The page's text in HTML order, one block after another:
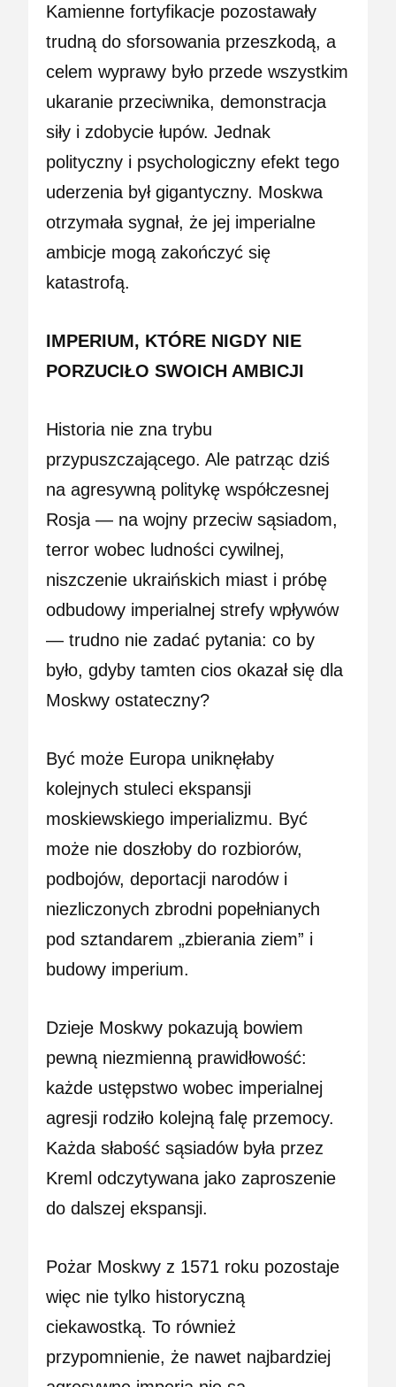
Kamienne fortyfikacje pozostawały
trudną do sforsowania przeszkodą, a
celem wyprawy było przede wszystkim
ukaranie przeciwnika, demonstracja
siły i zdobycie łupów. Jednak
polityczny i psychologiczny efekt tego
uderzenia był gigantyczny. Moskwa
otrzymała sygnał, że jej imperialne
ambicje mogą zakończyć się
katastrofą.
IMPERIUM, KTÓRE NIGDY NIE
PORZUCIŁO SWOICH AMBICJI
Historia nie zna trybu
przypuszczającego. Ale patrząc dziś
na agresywną politykę współczesnej
Rosja — na wojny przeciw sąsiadom,
terror wobec ludności cywilnej,
niszczenie ukraińskich miast i próbę
odbudowy imperialnej strefy wpływów
— trudno nie zadać pytania: co by
było, gdyby tamten cios okazał się dla
Moskwy ostateczny?
Być może Europa uniknęłaby
kolejnych stuleci ekspansji
moskiewskiego imperializmu. Być
może nie doszłoby do rozbiorów,
podbojów, deportacji narodów i
niezliczonych zbrodni popełnianych
pod sztandarem „zbierania ziem” i
budowy imperium.
Dzieje Moskwy pokazują bowiem
pewną niezmienną prawidłowość:
każde ustępstwo wobec imperialnej
agresji rodziło kolejną falę przemocy.
Każda słabość sąsiadów była przez
Kreml odczytywana jako zaproszenie
do dalszej ekspansji.
Pożar Moskwy z 1571 roku pozostaje
więc nie tylko historyczną
ciekawostką. To również
przypomnienie, że nawet najbardziej